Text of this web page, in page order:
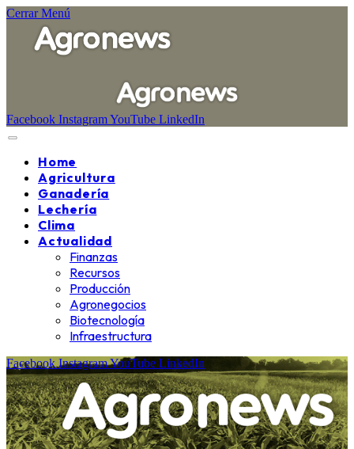
Cerrar Menú
Facebook InstagramYouTube LinkedIn
Home
Agricultura
Ganadería
Lechería
Clima
Actualidad
Finanzas
Recursos
Producción
Agronegocios
Biotecnología
Infraestructura
Facebook InstagramYouTube LinkedIn